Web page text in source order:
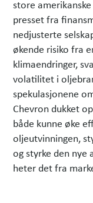
store
presset fra
nedjusterte
økende risiko fra
klimaendringer,
volatilitet i
spekulasjonene
Chevron dukket
både kunne øke
oljeutvinningen,
og styrke den nye
heter det fra